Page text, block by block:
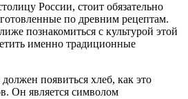
России, стоит обязательно
по древним рецептам.
познакомиться с культурой этой
именно традиционные
появиться хлеб, как это
Он является символом